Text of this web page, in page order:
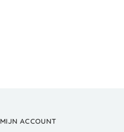
MIJN ACCOUNT